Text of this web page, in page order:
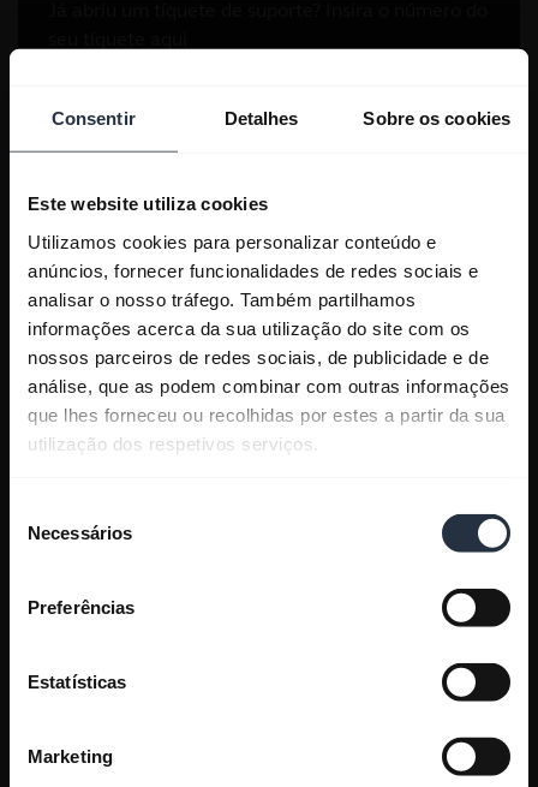
Consentir Detalhes Sobre os cookies
Este website utiliza cookies
Utilizamos cookies para personalizar conteúdo e
anúncios, fornecer funcionalidades de redes sociais e
analisar o nosso tráfego. Também partilhamos
informações acerca da sua utilização do site com os
nossos parceiros de redes sociais, de publicidade e de
análise, que as podem combinar com outras informações
que lhes forneceu ou recolhidas por estes a partir da sua
utilização dos respetivos serviços.
Necessários
Preferências
Estatísticas
Marketing